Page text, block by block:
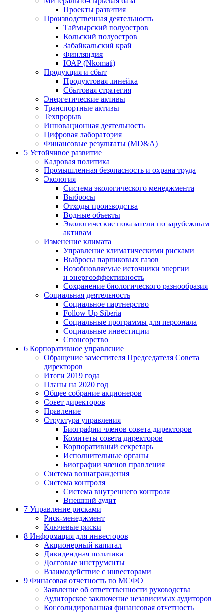
Проекты развития
Производственная деятельность
Таймырский полуостров
Кольский полуостров
Забайкальский край
Финляндия
ЮАР (Nkomati)
Продукция и сбыт
Продуктовая линейка
Сбытовая стратегия
Энергетические активы
Транспортные активы
Техпрорыв
Инновационная деятельность
Цифровая лаборатория
Финансовые результаты (MD&A)
5 Устойчивое развитие
Кадровая политика
Промышленная безопасность и охрана труда
Экология
Система экологического менеджмента
Выбросы
Отходы производства
Водные объекты
Экологические показатели по зарубежным
активам
Изменение климата
Управление климатическими рисками
Выбросы парниковых газов
Возобновляемые источники энергии
и энергоэффективность
Сохранение биологического разнообразия
Социальная деятельность
Социальное партнерство
Follow Up Siberia
Социальные программы для персонала
Социальные инвестиции
Спонсорство
6 Корпоративное управление
Обращение заместителя Председателя Совета
директоров
Итоги 2019 года
Планы на 2020 год
Общее собрание акционеров
Совет директоров
Правление
Структура управления
Биографии членов совета директоров
Комитеты совета директоров
Корпоративный секретарь
Исполнительные органы
Биографии членов правления
Система вознаграждения
Система контроля
Система внутреннего контроля
Внешний аудит
7 Управление рисками
Риск-менеджмент
Ключевые риски
8 Информация для инвесторов
Акционерный капитал
Дивидендная политика
Долговые инструменты
Взаимодействие с инвеcторами
9 Финасовая отчетность по МСФО
Заявление об ответственности руководства
Аудиторское заключение независимых аудиторов
Консолидированная финансовая отчетность